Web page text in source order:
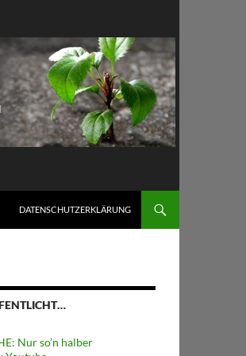
DATENSCHUTZERKLÄRUNG
Nur so’n halber